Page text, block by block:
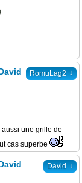
RomuLag2 ↓
aussi une grille de
cas superbe
David ↓